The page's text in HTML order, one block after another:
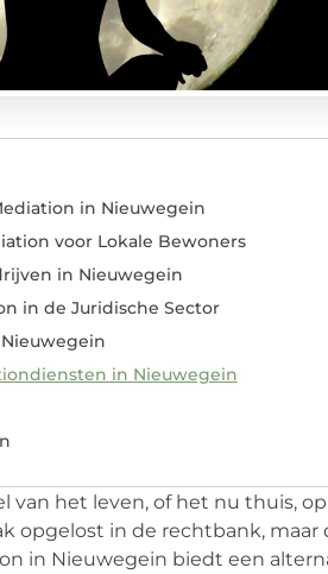
in Nieuwegein
voor Lokale Bewoners
in Nieuwegein
in de Juridische Sector
in Nieuwegein
het leven, of het nu thuis,
opgelost in de rechtbank,
in Nieuwegein biedt een